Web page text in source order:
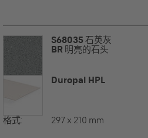
S68035 石英灰
BR 明亮的石头
Duropal HPL
格式: 297 x 210 mm